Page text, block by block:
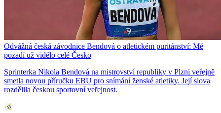
Odvážná česká závodnice Bendová o atletickém puritánství: Mé
pozadí už vidělo celé Česko
Sprinterka Nikola Bendová na mistrovství republiky v Plzni veřejně
smetla novou příručku EBU pro snímání ženské atletiky. Její slova
rozdělila českou sportovní veřejnost.